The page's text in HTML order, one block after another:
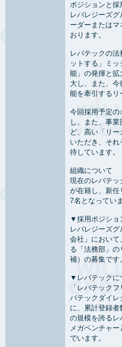
ポジションと採
レバレジーズグ
ーダーまたは
おります。
レバテックの法
ットする」ミ
能」の発揮と拡
大し、また、今
能を牽引するリ
今回採用予定の
し、また、事
ど、高い「リ
いただき、そ
待しています。
組織について
現在のレバテッ
が在籍し、新任
7名となっていま
▼採用ポジショ
レバレジーズ
会社」において
る「法務部」
補）の募集です。
▼レバテックに
「レバテック
バテックダイレ
に、累計登録
の規模を誇るレ
メガベンチャ
でいます。